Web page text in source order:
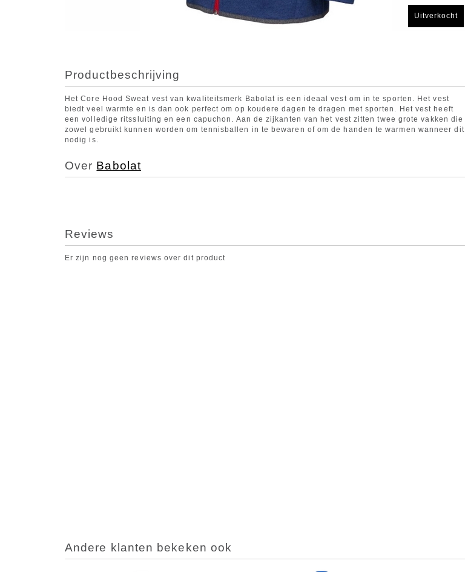
Uitverkocht
Productbeschrijving
Het Core Hood Sweat vest van kwaliteitsmerk Babolat is een ideaal vest om in te sporten. Het vest
biedt veel warmte en is dan ook perfect om op koudere dagen te dragen met sporten. Het vest heeft
een volledige ritssluiting en een capuchon. Aan de zijkanten van het vest zitten twee grote vakken die
zowel gebruikt kunnen worden om tennisballen in te bewaren of om de handen te warmen wanneer dit
nodig is.
Over Babolat
Reviews
Er zijn nog geen reviews over dit product
Andere klanten bekeken ook